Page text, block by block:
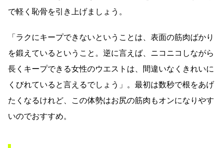
で軽く恥骨を引き上げましょう。
「ラクにキープできないということは、表面の筋肉ばかり
を鍛えているということ。逆に言えば、ニコニコしながら
長くキープできる女性のウエストは、間違いなくきれいに
くびれていると言えるでしょう」。最初は数秒で根をあげ
たくなるけれど、この体勢はお尻の筋肉もオンになりやす
いのでおすすめ。